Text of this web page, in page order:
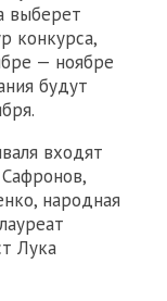
выберет
конкурса,
— ноябре
будут
входят
народная
Лука